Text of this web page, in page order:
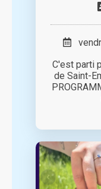
C'est parti
de Saint-